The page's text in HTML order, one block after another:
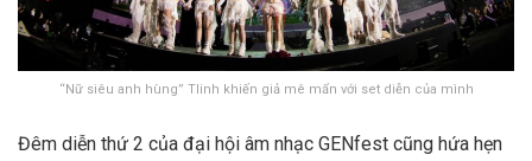
“Nữ siêu anh hùng” Tlinh khiến giả mê mẩn với set diễn của mình
Đêm diễn thứ 2 của đại hội âm nhạc GENfest cũng hứa hẹn